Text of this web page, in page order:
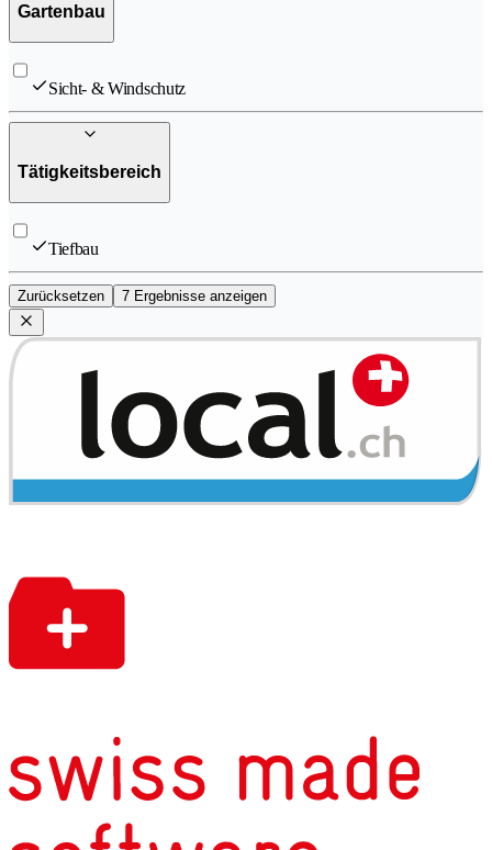
Gartenbau
Sicht- & Windschutz
Tätigkeitsbereich
Tiefbau
Zurücksetzen 7 Ergebnisse anzeigen